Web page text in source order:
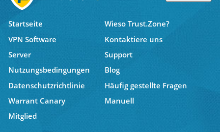
Startseite
Wieso Trust.Zone?
VPN Software
Kontaktiere uns
Server
Support
Nutzungsbedingungen
Blog
Datenschutzrichtlinie
Häufig gestellte Fragen
Warrant Canary
Manuell
Mitglied